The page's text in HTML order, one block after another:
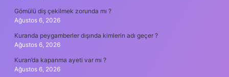
Gömülü diş çekilmek zorunda mı ?
Ağustos 6, 2026
Kuranda peygamberler dışında kimlerin adı geçer ?
Ağustos 6, 2026
Kuran’da kapanma ayeti var mı ?
Ağustos 6, 2026